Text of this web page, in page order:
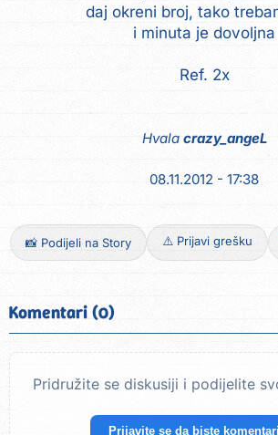
daj okreni broj, tako
i minuta je dovoljna
Ref. 2x
Hvala crazy_angeL
08.11.2012 - 17:38
📸 Podijeli na Story ⚠️ Prijavi grešku
Komentari (0)
Pridružite se diskusiji i podijelite
Prijavite se da biste